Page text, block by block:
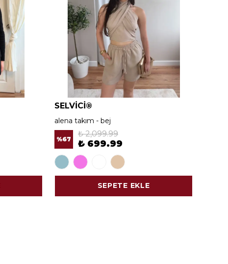
SELVİCİ®
alena takım - bej
%67
₺ 2,099.99
₺ 699.99
SEPETE EKLE